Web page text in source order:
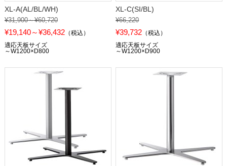
XL-A(AL/BL/WH)
¥31,900～¥60,720
¥19,140～¥36,432（税込）
適応天板サイズ
～W1200×D800
XL-C(SI/BL)
¥66,220
¥39,732 （税込）
適応天板サイズ
～W1200×D900